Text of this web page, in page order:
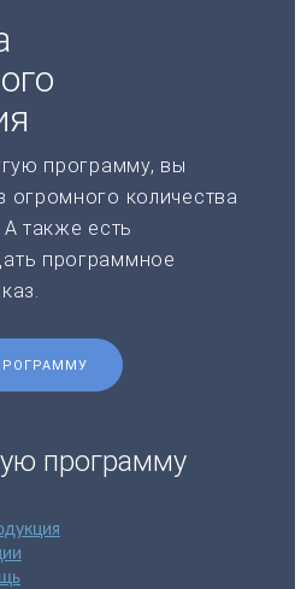
программу, вы
огромного количества
также есть
программное
программу